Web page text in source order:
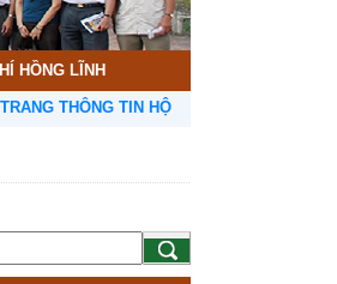
HỒNG LĨNH
THÔNG TIN HỘI LIÊN HIỆP VĂN HỌC